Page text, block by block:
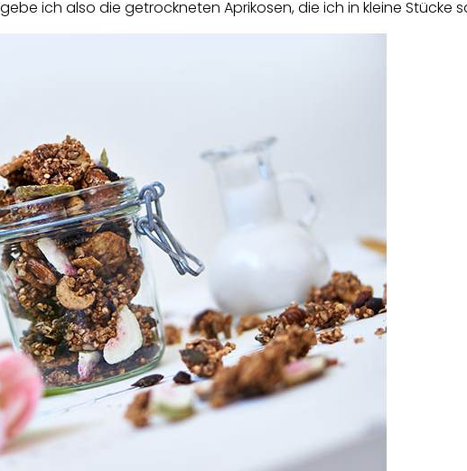
ich also die getrockneten Aprikosen, die ich in kleine Stücke